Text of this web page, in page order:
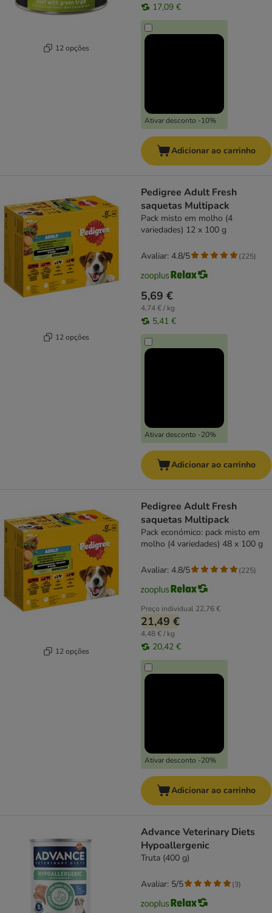
12 opções
17,09 €
Ativar desconto -10%
Adicionar ao carrinho
12 opções
Pedigree Adult Fresh
saquetas Multipack
Pack misto em molho (4
variedades) 12 x 100 g
5,69 €
4,74 € / kg
5,41 €
Ativar desconto -20%
Avaliar: 4.8/5 (225)
Adicionar ao carrinho
12 opções
Pedigree Adult Fresh
saquetas Multipack
Pack económico: pack misto em
molho (4 variedades) 48 x 100 g
Preço individual 22,76 €
21,49 €
4,48 € / kg
20,42 €
Ativar desconto -20%
Avaliar: 4.8/5 (225)
Adicionar ao carrinho
Advance Veterinary Diets
Hypoallergenic
Truta (400 g)
Avaliar: 5/5 (3)